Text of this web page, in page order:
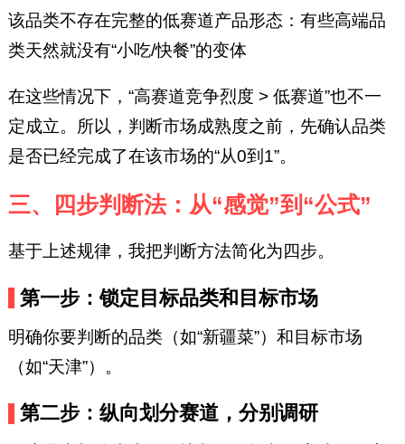
该品类不存在完整的低赛道产品形态：有些高端品
类天然就没有“小吃/快餐”的变体
在这些情况下，“高赛道竞争烈度 > 低赛道”也不一
定成立。所以，判断市场成熟度之前，先确认品类
是否已经完成了在该市场的“从0到1”。
三、四步判断法：从“感觉”到“公式”
基于上述规律，我把判断方法简化为四步。
第一步：锁定目标品类和目标市场
明确你要判断的品类（如“新疆菜”）和目标市场
（如“天津”）。
第二步：纵向划分赛道，分别调研